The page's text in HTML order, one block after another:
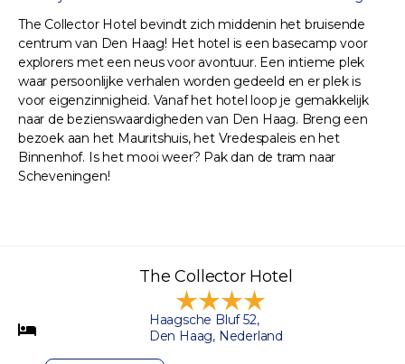
The Collector Hotel bevindt zich middenin het bruisende
centrum van Den Haag! Het hotel is een basecamp voor
explorers met een neus voor avontuur. Een intieme plek
waar persoonlijke verhalen worden gedeeld en er plek is
voor eigenzinnigheid. Vanaf het hotel loop je gemakkelijk
naar de bezienswaardigheden van Den Haag. Breng een
bezoek aan het Mauritshuis, het Vredespaleis en het
Binnenhof. Is het mooi weer? Pak dan de tram naar
Scheveningen!
The Collector Hotel
Haagsche Bluf 52,
Den Haag, Nederland